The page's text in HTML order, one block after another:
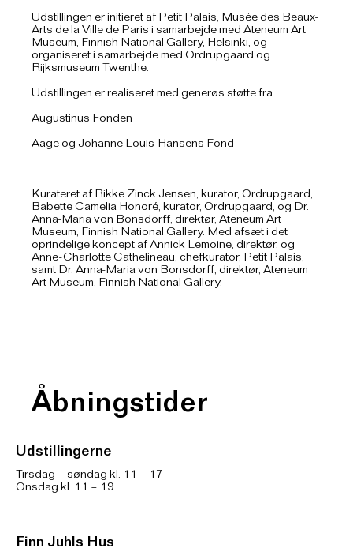
Udstillingen er initieret af Petit Palais, Musée des Beaux-
Arts de la Ville de Paris i samarbejde med Ateneum Art
Museum, Finnish National Gallery, Helsinki, og
organiseret i samarbejde med Ordrupgaard og
Rijksmuseum Twenthe.
Udstillingen er realiseret med generøs støtte fra:
Augustinus Fonden
Aage og Johanne Louis-Hansens Fond
Kurateret af Rikke Zinck Jensen, kurator, Ordrupgaard,
Babette Camelia Honoré, kurator, Ordrupgaard, og Dr.
Anna-Maria von Bonsdorff, direktør, Ateneum Art
Museum, Finnish National Gallery. Med afsæt i det
oprindelige koncept af Annick Lemoine, direktør, og
Anne-Charlotte Cathelineau, chefkurator, Petit Palais,
samt Dr. Anna-Maria von Bonsdorff, direktør, Ateneum
Art Museum, Finnish National Gallery.
Åbningstider
Udstillingerne
Tirsdag – søndag kl. 11 – 17
Onsdag kl. 11 – 19
Finn Juhls Hus